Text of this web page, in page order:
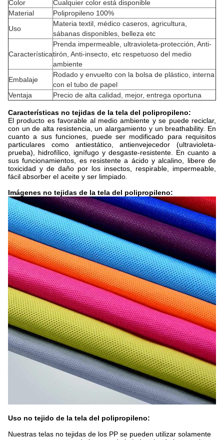
Color
Cualquier color está disponible
Material
Polipropileno 100%
Uso
Materia textil, médico caseros, agricultura,
sábanas disponibles, belleza etc
Característica
Prenda impermeable, ultravioleta-protección, Anti-
tirón, Anti-insecto, etc respetuoso del medio
ambiente
Embalaje
Rodado y envuelto con la bolsa de plástico, interna
con el tubo de papel
Ventaja
Precio de alta calidad, mejor, entrega oportuna
Características no tejidas de la tela del polipropileno:
El producto es favorable al medio ambiente y se puede reciclar,
con un de alta resistencia, un alargamiento y un breathability. En
cuanto a sus funciones, puede ser modificado para requisitos
particulares como antiestático, antienvejecedor (ultravioleta-
prueba), hidrofílico, ignífugo y desgaste-resistente. En cuanto a
sus funcionamientos, es resistente a ácido y alcalino, libere de
toxicidad y de daño por los insectos, respirable, impermeable,
fácil absorber el aceite y ser limpiado.
Imágenes no tejidas de la tela del polipropileno:
Uso no tejido de la tela del polipropileno:
Nuestras telas no tejidas de los PP se pueden utilizar solamente